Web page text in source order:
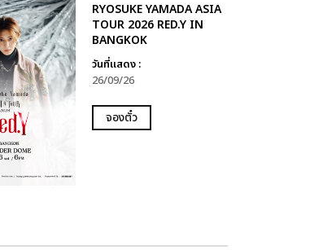
RYOSUKE YAMADA ASIA
TOUR 2026 RED.Y IN
BANGKOK
วันที่แสดง :
26/09/26
จองตั๋ว